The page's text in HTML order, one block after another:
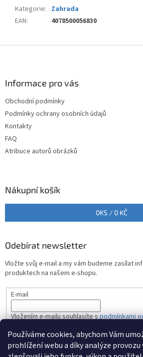
Používáme cookies, abychom Vám
prohlížení webu a díky analýze
Kategorie: Zahrada
EAN: 4078500056830
Informace pro vás
Obchodní podmínky
Podmínky ochrany osobních údajů
Kontakty
FAQ
Atribuce autorů obrázků
Nákupní košík
0KS / 0 KČ
Odebírat newsletter
Vložte svůj e-mail a my vám budeme zasílat
produktech na našem e-shopu.
E-mail
Vložením e-mailu souhlasíte spodmínkami
PŘIHLÁSIT SE